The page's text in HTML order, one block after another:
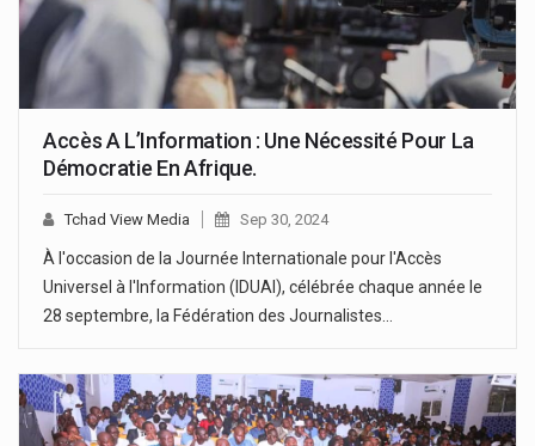
Accès A L’Information : Une Nécessité Pour La
Démocratie En Afrique.
Tchad View Media Sep 30, 2024
À l'occasion de la Journée Internationale pour l'Accès
Universel à l'Information (IDUAI), célébrée chaque année le
28 septembre, la Fédération des Journalistes…